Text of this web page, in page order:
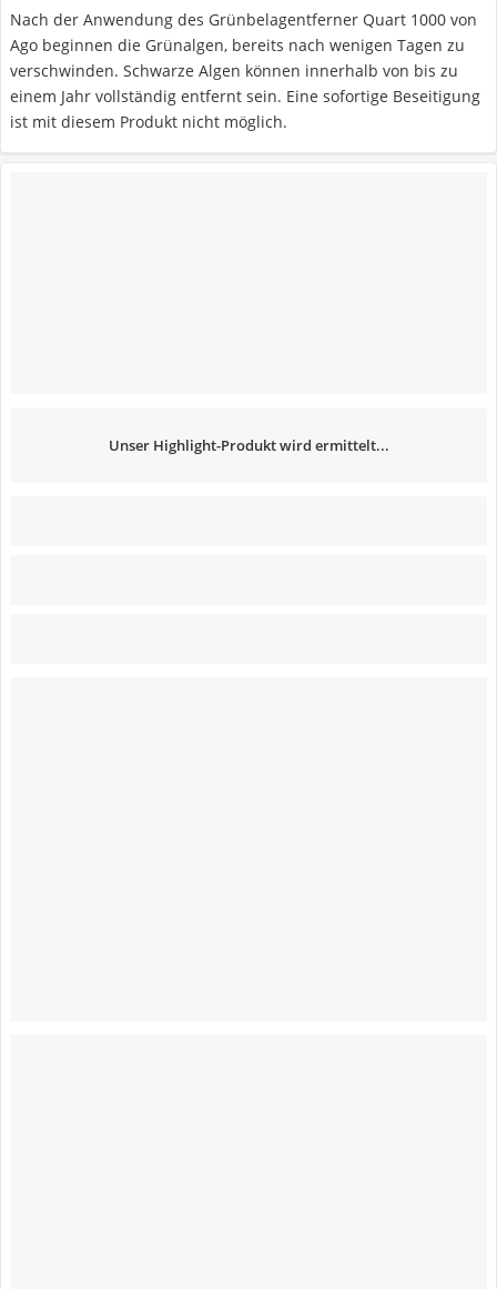
Nach der Anwendung des Grünbelagentferner Quart 1000 von
Ago beginnen die Grünalgen, bereits nach wenigen Tagen zu
verschwinden. Schwarze Algen können innerhalb von bis zu
einem Jahr vollständig entfernt sein. Eine sofortige Beseitigung
ist mit diesem Produkt nicht möglich.
Unser Highlight-Produkt wird ermittelt...